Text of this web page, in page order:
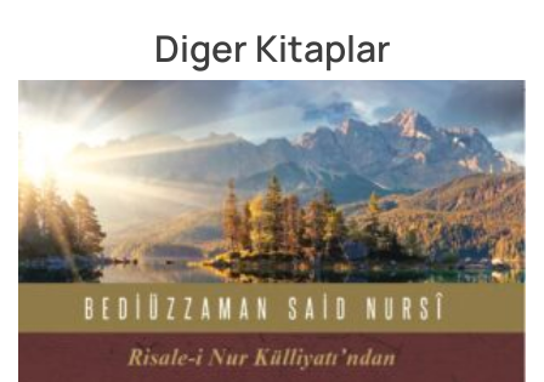
Diger Kitaplar